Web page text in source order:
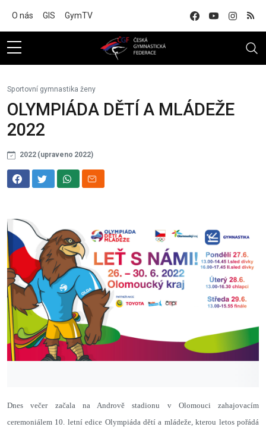
O nás GIS GymTV
Sportovní gymnastika ženy
OLYMPIÁDA DĚTÍ A MLÁDEŽE
2022
2022 (upraveno 2022)
Dnes večer začala na Andrově stadionu v Olomouci zahajovacím
ceremoniálem 10. letní edice Olympiáda dětí a mládeže, kterou letos pořádá